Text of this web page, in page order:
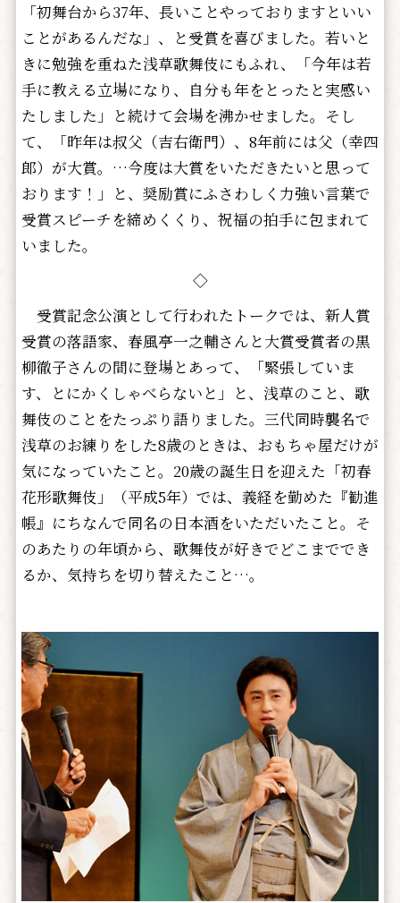
「初舞台から37年、長いことやっておりますといい
ことがあるんだな」、と受賞を喜びました。若いと
きに勉強を重ねた浅草歌舞伎にもふれ、「今年は若
手に教える立場になり、自分も年をとったと実感い
たしました」と続けて会場を沸かせました。そし
て、「昨年は叔父（吉右衛門）、8年前には父（幸四
郎）が大賞。…今度は大賞をいただきたいと思って
おります！」と、奨励賞にふさわしく力強い言葉で
受賞スピーチを締めくくり、祝福の拍手に包まれて
いました。
◇
受賞記念公演として行われたトークでは、新人賞
受賞の落語家、春風亭一之輔さんと大賞受賞者の黒
柳徹子さんの間に登場とあって、「緊張していま
す、とにかくしゃべらないと」と、浅草のこと、歌
舞伎のことをたっぷり語りました。三代同時襲名で
浅草のお練りをした8歳のときは、おもちゃ屋だけが
気になっていたこと。20歳の誕生日を迎えた「初春
花形歌舞伎」（平成5年）では、義経を勤めた『勧進
帳』にちなんで同名の日本酒をいただいたこと。そ
のあたりの年頃から、歌舞伎が好きでどこまででき
るか、気持ちを切り替えたこと…。